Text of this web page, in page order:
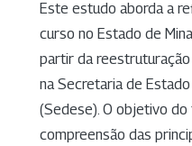
Este estudo aborda a
curso no Estado de
partir da
na Secretaria de
(Sedese). O objetivo
compreensão das